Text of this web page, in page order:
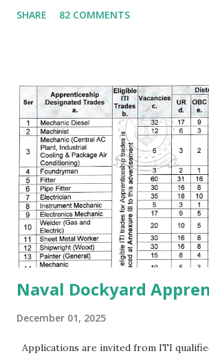
ప్రభుత్వఉద్యోగాలు రాస్తూవుండాలి ఒకసారి
కాకూడదు అంటే నేను మా రాష్ట్రము లోనే ఉద్యోగాలకి
మిగతావి చెయ్యను అంటేయ్ మీకు ఉద్యోగమొచ్చే
తగ్గిపోతాయి. అదే మీరు భారతదేశం మొత్తం నాదే
తప్పకుండ 90% అవకాశాలు పెరుగుతాయి. మీరు
మనకి ఎక్కడ ఉద్యోగమొస్తే అక్కడ వసతి గృహాలు (
ఉంటాయి. ఉద్యోగం సంపాదించాలి అంటే ఏం
ఐ.టి.ఐ పూర్తి చేసినదగ్గరనుండే చదవ...
SHARE 82 COMMENTS
Naval Dockyard
December 01, 2025
Applications are invited from ITI